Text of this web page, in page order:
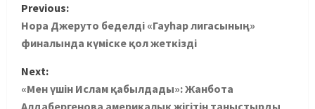
Previous:
Нора Джеруто беделді «Гауһар лигасының»
финалында күміске қол жеткізді
Next:
«Мен үшін Ислам қабылдады»: Жанбота